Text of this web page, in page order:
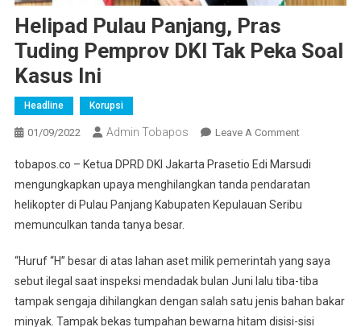
Helipad Pulau Panjang, Pras
Tuding Pemprov DKI Tak Peka Soal
Kasus Ini
Headline Korupsi
01/09/2022 Admin Tobapos Leave A CommentOn
Pulau
Panjang,
Pras
DKI Tak
Peka Soal
Kasus Ini
tobapos.co – Ketua DPRD DKI Jakarta Prasetio Edi Marsudi
mengungkapkan upaya menghilangkan tanda pendaratan
helikopter di Pulau Panjang Kabupaten Kepulauan Seribu
memunculkan tanda tanya besar.
“Huruf “H” besar di atas lahan aset milik pemerintah yang saya
sebut ilegal saat inspeksi mendadak bulan Juni lalu tiba-tiba
tampak sengaja dihilangkan dengan salah satu jenis bahan bakar
minyak. Tampak bekas tumpahan bewarna hitam disisi-sisi